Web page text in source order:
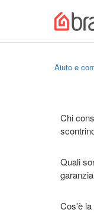
Aiuto e
Chi
Quali
Cos'è la